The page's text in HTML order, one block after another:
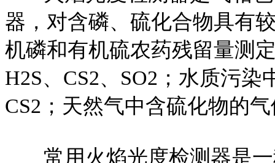
器，对含磷、硫化合物具有
机磷和有机硫农药残留量测
H2S、CS2、SO2；水质污
CS2；天然气中含硫化物的
常用火焰光度检测器是